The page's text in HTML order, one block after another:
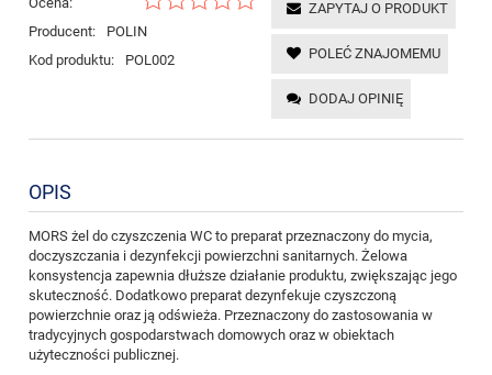
Producent:
POLIN
Kod produktu:
POL002
ZAPYTAJ O PRODUKT
POLEĆ ZNAJOMEMU
DODAJ OPINIĘ
OPIS
MORS żel do czyszczenia WC to preparat przeznaczony do mycia,
doczyszczania i dezynfekcji powierzchni sanitarnych. Żelowa
konsystencja zapewnia dłuższe działanie produktu, zwiększając jego
skuteczność. Dodatkowo preparat dezynfekuje czyszczoną
powierzchnie oraz ją odświeża. Przeznaczony do zastosowania w
tradycyjnych gospodarstwach domowych oraz w obiektach
użyteczności publicznej.